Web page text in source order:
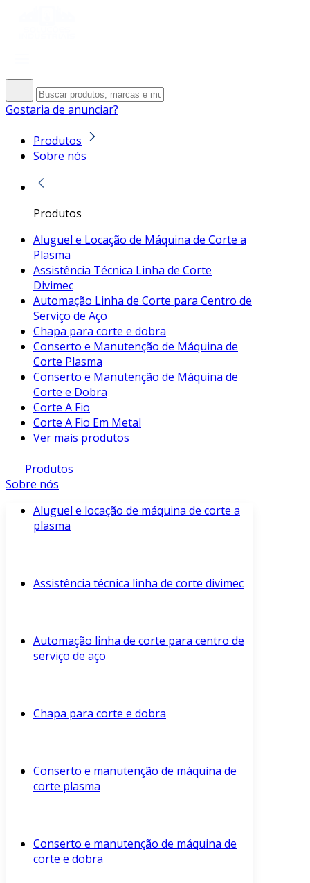
Gostaria de anunciar?
Produtos
Sobre nós
Produtos
Aluguel e Locação de Máquina de Corte a
Plasma
Assistência Técnica Linha de Corte
Divimec
Automação Linha de Corte para Centro de
Serviço de Aço
Chapa para corte e dobra
Conserto e Manutenção de Máquina de
Corte Plasma
Conserto e Manutenção de Máquina de
Corte e Dobra
Corte A Fio
Corte A Fio Em Metal
Ver mais produtos
Produtos
Sobre nós
Aluguel e locação de máquina de corte a
plasma
Assistência técnica linha de corte divimec
Automação linha de corte para centro de
serviço de aço
Chapa para corte e dobra
Conserto e manutenção de máquina de
corte plasma
Conserto e manutenção de máquina de
corte e dobra